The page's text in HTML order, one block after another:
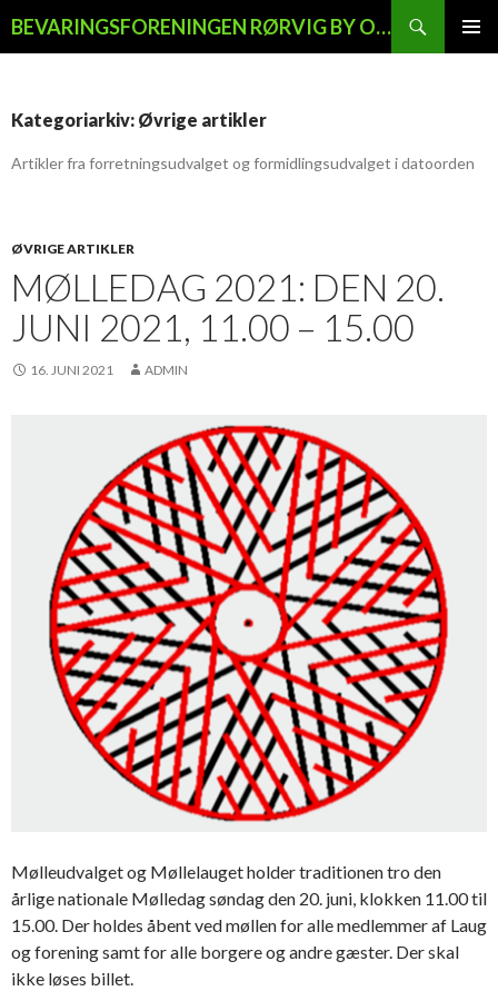
BEVARINGSFORENINGEN RØRVIG BY OG LAND
Kategoriarkiv: Øvrige artikler
Artikler fra forretningsudvalget og formidlingsudvalget i datoorden
ØVRIGE ARTIKLER
MØLLEDAG 2021: DEN 20.
JUNI 2021, 11.00 – 15.00
16. JUNI 2021 ADMIN
Mølleudvalget og Møllelauget holder traditionen tro den
årlige nationale Mølledag søndag den 20. juni, klokken 11.00 til
15.00. Der holdes åbent ved møllen for alle medlemmer af Laug
og forening samt for alle borgere og andre gæster. Der skal
ikke løses billet.